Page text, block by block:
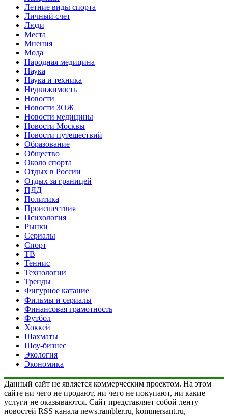
Летние виды спорта
Личный счет
Люди
Места
Мнения
Мода
Народная медицина
Наука
Наука и техника
Недвижимость
Новости
Новости ЗОЖ
Новости медицины
Новости Москвы
Новости путешествий
Образование
Общество
Около спорта
Отдых в России
Отдых за границей
ПДД
Политика
Происшествия
Психология
Рынки
Сериалы
Спорт
ТВ
Теннис
Технологии
Тренды
Фигурное катание
Фильмы и сериалы
Финансовая грамотность
Футбол
Хоккей
Шахматы
Шоу-бизнес
Экология
Экономика
Данный сайт не является коммерческим проектом. На этом
сайте ни чего не продают, ни чего не покупают, ни какие
услуги не оказываются. Сайт представляет собой ленту
новостей RSS канала news.rambler.ru, kommersant.ru,